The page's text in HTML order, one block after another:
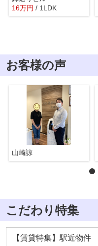
16万円 / 1LDK
お客様の声
山崎諒
こだわり特集
【賃貸特集】駅近物件